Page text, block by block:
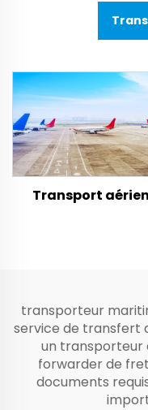
Transport aérien
transporteur
service de transfert
un transporteur
forwarder de
documents